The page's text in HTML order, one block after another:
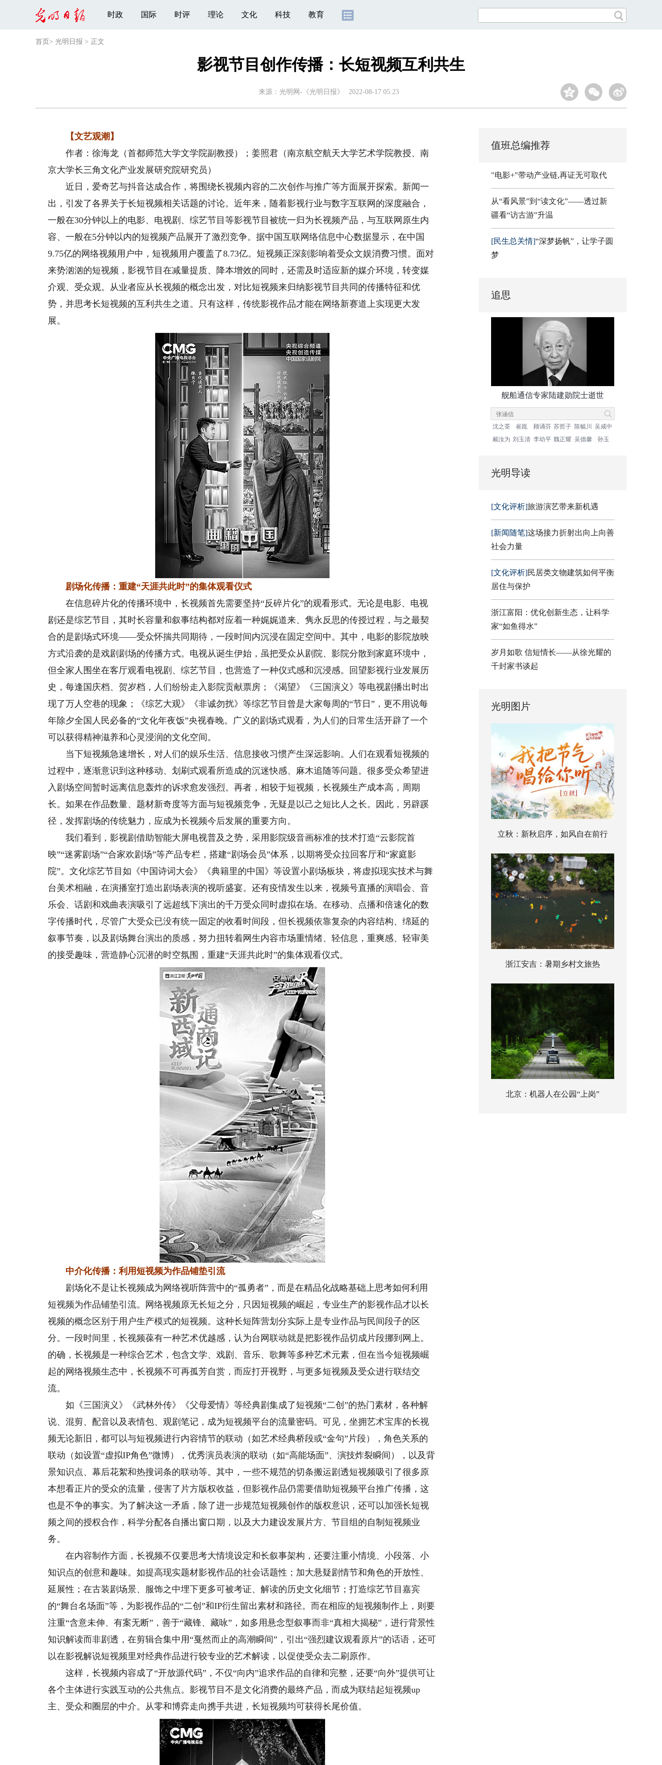
时政 国际 时评 理论 文化 科技 教育
首页 > 光明日报 > 正文
影视节目创作传播：长短视频互利共生
来源： 光明网-《光明日报》 2022-08-17 05:23
【文艺观潮】
作者：徐海龙（首都师范大学文学院副教授）；姜照君（南京航空航天大学艺术学院教授、南
京大学长三角文化产业发展研究院研究员）
近日，爱奇艺与抖音达成合作，将围绕长视频内容的二次创作与推广等方面展开探索。新闻一
出，引发了各界关于长短视频相关话题的讨论。近年来，随着影视行业与数字互联网的深度融合，
一般在30分钟以上的电影、电视剧、综艺节目等影视节目被统一归为长视频产品，与互联网原生内
容、一般在5分钟以内的短视频产品展开了激烈竞争。据中国互联网络信息中心数据显示，在中国
9.75亿的网络视频用户中，短视频用户覆盖了8.73亿。短视频正深刻影响着受众文娱消费习惯。面对
来势汹汹的短视频，影视节目在减量提质、降本增效的同时，还需及时适应新的媒介环境，转变媒
介观、受众观。从业者应从长视频的概念出发，对比短视频来归纳影视节目共同的传播特征和优
势，并思考长短视频的互利共生之道。只有这样，传统影视作品才能在网络新赛道上实现更大发
展。
剧场化传播：重建“天涯共此时”的集体观看仪式
在信息碎片化的传播环境中，长视频首先需要坚持“反碎片化”的观看形式。无论是电影、电视
剧还是综艺节目，其时长容量和叙事结构都对应着一种娓娓道来、隽永反思的传授过程，与之最契
合的是剧场式环境——受众怀揣共同期待，一段时间内沉浸在固定空间中。其中，电影的影院放映
方式沿袭的是戏剧剧场的传播方式。电视从诞生伊始，虽把受众从剧院、影院分散到家庭环境中，
但全家人围坐在客厅观看电视剧、综艺节目，也营造了一种仪式感和沉浸感。回望影视行业发展历
史，每逢国庆档、贺岁档，人们纷纷走入影院贡献票房；《渴望》《三国演义》等电视剧播出时出
现了万人空巷的现象；《综艺大观》《非诚勿扰》等综艺节目曾是大家每周的“节日”，更不用说每
年除夕全国人民必备的“文化年夜饭”央视春晚。广义的剧场式观看，为人们的日常生活开辟了一个
可以获得精神滋养和心灵浸润的文化空间。
当下短视频急速增长，对人们的娱乐生活、信息接收习惯产生深远影响。人们在观看短视频的
过程中，逐渐意识到这种移动、划刷式观看所造成的沉迷快感、麻木追随等问题。很多受众希望进
入剧场空间暂时远离信息轰炸的诉求愈发强烈。再者，相较于短视频，长视频生产成本高，周期
长。如果在作品数量、题材新奇度等方面与短视频竞争，无疑是以己之短比人之长。因此，另辟蹊
径，发挥剧场的传统魅力，应成为长视频今后发展的重要方向。
我们看到，影视剧借助智能大屏电视普及之势，采用影院级音画标准的技术打造“云影院首
映”“迷雾剧场”“合家欢剧场”等产品专栏，搭建“剧场会员”体系，以期将受众拉回客厅和“家庭影
院”。文化综艺节目如《中国诗词大会》《典籍里的中国》等设置小剧场板块，将虚拟现实技术与舞
台美术相融，在演播室打造出剧场表演的视听盛宴。还有疫情发生以来，视频号直播的演唱会、音
乐会、话剧和戏曲表演吸引了远超线下演出的千万受众同时虚拟在场。在移动、点播和倍速化的数
字传播时代，尽管广大受众已没有统一固定的收看时间段，但长视频依靠复杂的内容结构、绵延的
叙事节奏，以及剧场舞台演出的质感，努力扭转着网生内容市场重情绪、轻信息，重爽感、轻审美
的接受趣味，营造静心沉潜的时空氛围，重建“天涯共此时”的集体观看仪式。
中介化传播：利用短视频为作品铺垫引流
剧场化不是让长视频成为网络视听阵营中的“孤勇者”，而是在精品化战略基础上思考如何利用
短视频为作品铺垫引流。网络视频原无长短之分，只因短视频的崛起，专业生产的影视作品才以长
视频的概念区别于用户生产模式的短视频。这种长短阵营划分实际上是专业作品与民间段子的区
分。一段时间里，长视频葆有一种艺术优越感，认为台网联动就是把影视作品切成片段挪到网上。
的确，长视频是一种综合艺术，包含文学、戏剧、音乐、歌舞等多种艺术元素，但在当今短视频崛
起的网络视频生态中，长视频不可再孤芳自赏，而应打开视野，与更多短视频及受众进行联结交
流。
如《三国演义》《武林外传》《父母爱情》等经典剧集成了短视频“二创”的热门素材，各种解
说、混剪、配音以及表情包、观剧笔记，成为短视频平台的流量密码。可见，坐拥艺术宝库的长视
频无论新旧，都可以与短视频进行内容情节的联动（如艺术经典桥段或“金句”片段），角色关系的
联动（如设置“虚拟IP角色”微博），优秀演员表演的联动（如“高能场面”、演技炸裂瞬间），以及背
景知识点、幕后花絮和热搜词条的联动等。其中，一些不规范的切条搬运剧透短视频吸引了很多原
本想看正片的受众的流量，侵害了片方版权收益，但影视作品仍需要借助短视频平台推广传播，这
也是不争的事实。为了解决这一矛盾，除了进一步规范短视频创作的版权意识，还可以加强长短视
频之间的授权合作，科学分配各自播出窗口期，以及大力建设发展片方、节目组的自制短视频业
务。
在内容制作方面，长视频不仅要思考大情境设定和长叙事架构，还要注重小情境、小段落、小
知识点的创意和趣味。如提高现实题材影视作品的社会话题性；加大悬疑剧情节和角色的开放性、
延展性；在古装剧场景、服饰之中埋下更多可被考证、解读的历史文化细节；打造综艺节目嘉宾
的“舞台名场面”等，为影视作品的“二创”和IP衍生留出素材和路径。而在相应的短视频制作上，则要
注重“含意未伸、有案无断”，善于“藏锋、藏咏”，如多用悬念型叙事而非“真相大揭秘”，进行背景性
知识解读而非剧透，在剪辑合集中用“戛然而止的高潮瞬间”，引出“强烈建议观看原片”的话语，还可
以在影视解说短视频里对经典作品进行较专业的艺术解读，以促使受众去二刷原作。
这样，长视频内容成了“开放源代码”，不仅“向内”追求作品的自律和完整，还要“向外”提供可让
各个主体进行实践互动的公共焦点。影视节目不是文化消费的最终产品，而成为联结起短视频up
主、受众和圈层的中介。从零和博弈走向携手共进，长短视频均可获得长尾价值。
值班总编推荐
"电影+"带动产业链,再证无可取代
从“看风景”到“读文化”——透过新
疆看“访古游”升温
[民生总关情]“深梦扬帆”，让学子圆
梦
追思
舰船通信专家陆建勋院士逝世
沈之荃 崔崑 顾诵芬 苏哲子 陈毓川
吴咸中
戴汝为 刘玉清 李幼平 魏正耀 吴德馨 孙玉
光明导读
[文化评析]旅游演艺带来新机遇
[新闻随笔]这场接力折射出向上向善
社会力量
[文化评析]民居类文物建筑如何平衡
居住与保护
浙江富阳：优化创新生态，让科学
家“如鱼得水”
岁月如歌 信短情长——从徐光耀的
千封家书谈起
光明图片
立秋：新秋启序，如风自在前行
浙江安吉：暑期乡村文旅热
北京：机器人在公园“上岗”